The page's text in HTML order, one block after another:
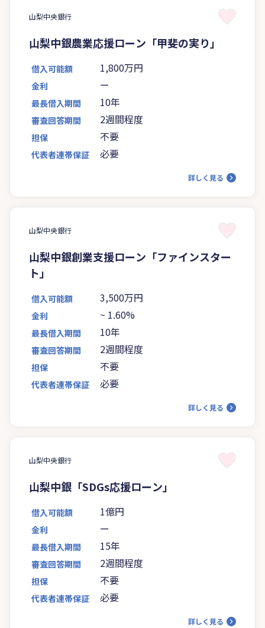
山梨中央銀行
山梨中銀農業応援ローン「甲斐の実り」
借入可能額 1,800万円
金利 ー
最長借入期間 10年
審査回答期間 2週間程度
担保 不要
代表者連帯保証 必要
詳しく見る
山梨中央銀行
山梨中銀創業支援ローン「ファインスター
ト」
借入可能額 3,500万円
金利 ~ 1.60%
最長借入期間 10年
審査回答期間 2週間程度
担保 不要
代表者連帯保証 必要
詳しく見る
山梨中央銀行
山梨中銀「SDGs応援ローン」
借入可能額 1億円
金利 ー
最長借入期間 15年
審査回答期間 2週間程度
担保 不要
代表者連帯保証 必要
詳しく見る